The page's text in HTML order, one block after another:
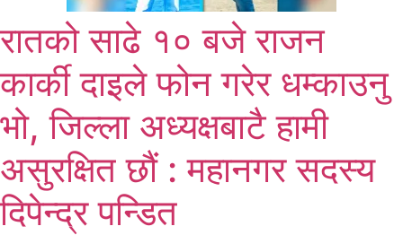
रातको साढे १० बजे राजन
कार्की दाइले फोन गरेर धम्काउनु
भो, जिल्ला अध्यक्षबाटै हामी
असुरक्षित छौं : महानगर सदस्य
दिपेन्द्र पन्डित